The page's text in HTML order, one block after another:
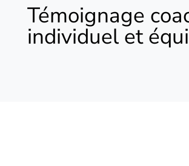
Témoignage
individuel et